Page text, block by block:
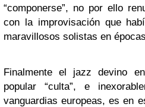
“componerse”, no por ello
con la improvisación que
maravillosos solistas en
Finalmente el jazz devino
popular “culta”, e
vanguardias europeas, es en